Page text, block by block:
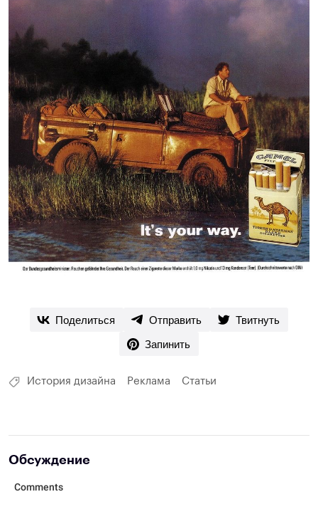
Поделиться Отправить
Твитнуть
Запинить
История дизайна Реклама Статьи
Обсуждение